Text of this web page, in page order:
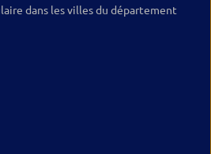
dans les villes du département